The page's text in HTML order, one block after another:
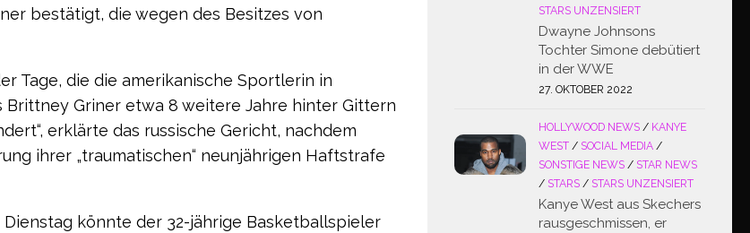
bestätigt, die wegen des Besitzes von
Tage, die die amerikanische Sportlerin in
Griner etwa 8 weitere Jahre hinter Gittern
erklärte das russische Gericht, nachdem
ihrer „traumatischen“ neunjährigen Haftstrafe
könnte der 32-jährige Basketballspieler
STARS UNZENSIERT
Dwayne Johnsons
Tochter Simone debütiert
in der WWE
27. OKTOBER 2022
HOLLYWOOD NEWS / KANYE
WEST / SOCIAL MEDIA /
SONSTIGE NEWS / STAR NEWS
/ STARS / STARS UNZENSIERT
Kanye West aus Skechers
rausgeschmissen, er